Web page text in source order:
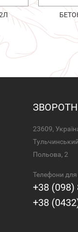
23609,
Польова, 2
Телефони для
+38 (098)
+38